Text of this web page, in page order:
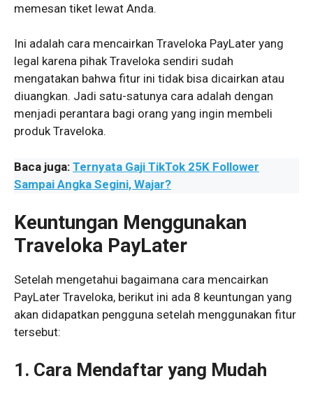
memesan tiket lewat Anda.
Ini adalah cara mencairkan Traveloka PayLater yang
legal karena pihak Traveloka sendiri sudah
mengatakan bahwa fitur ini tidak bisa dicairkan atau
diuangkan. Jadi satu-satunya cara adalah dengan
menjadi perantara bagi orang yang ingin membeli
produk Traveloka.
Baca juga: Ternyata Gaji TikTok 25K Follower
Sampai Angka Segini, Wajar?
Keuntungan Menggunakan
Traveloka PayLater
Setelah mengetahui bagaimana cara mencairkan
PayLater Traveloka, berikut ini ada 8 keuntungan yang
akan didapatkan pengguna setelah menggunakan fitur
tersebut:
1. Cara Mendaftar yang Mudah